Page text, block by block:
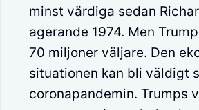
minst värdiga sedan
agerande 1974. Men
70 miljoner väljare. Den
situationen kan bli väldigt
coronapandemin. Trumps